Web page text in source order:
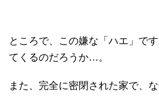
ところで、この嫌な「ハエ」で
てくるのだろうか…。
また、完全に密閉された家で、